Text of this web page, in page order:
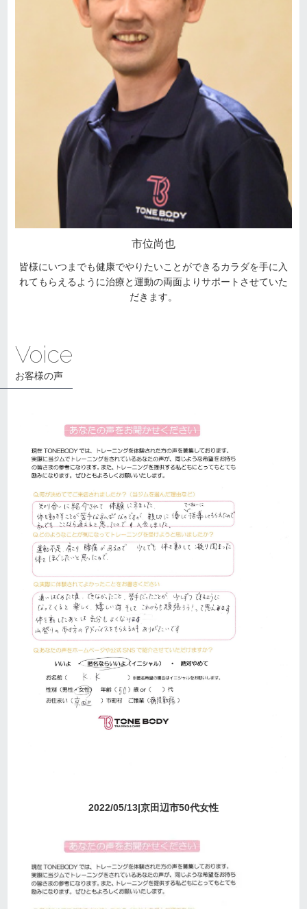
市位尚也
皆様にいつまでも健康でやりたいことができるカラダを手に入
れてもらえるように治療と運動の両面よりサポートさせていた
だきます。
Voice
お客様の声
2022/05/13|京田辺市50代女性